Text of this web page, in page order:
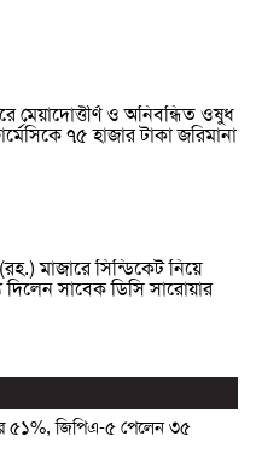
মেয়াদোত্তীর্ণ ও অনিবন্ধিত ওষুধ
৭৫ হাজার টাকা জরিমানা
মাজারে সিন্ডিকেট নিয়ে
সাবেক ডিসি সারোয়ার
৫১%, জিপিএ-৫ পেলেন ৩৫